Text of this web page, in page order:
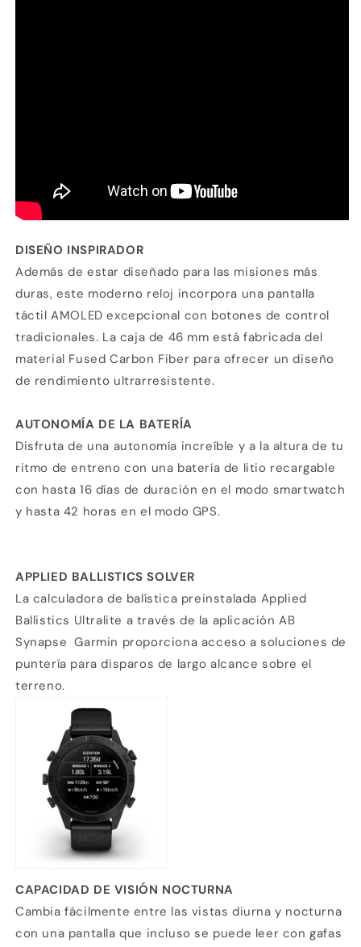
DISEÑO INSPIRADOR
Además de estar diseñado para las misiones más
duras, este moderno reloj incorpora una pantalla
táctil AMOLED excepcional con botones de control
tradicionales. La caja de 46 mm está fabricada del
material Fused Carbon Fiber para ofrecer un diseño
de rendimiento ultrarresistente.
AUTONOMÍA DE LA BATERÍA
Disfruta de una autonomía increíble y a la altura de tu
ritmo de entreno con una batería de litio recargable
con hasta 16 días de duración en el modo smartwatch
y hasta 42 horas en el modo GPS.
APPLIED BALLISTICS SOLVER
La calculadora de balística preinstalada Applied
Ballistics Ultralite a través de la aplicación AB
Synapse Garmin proporciona acceso a soluciones de
puntería para disparos de largo alcance sobre el
terreno.
CAPACIDAD DE VISIÓN NOCTURNA
Cambia fácilmente entre las vistas diurna y nocturna
con una pantalla que incluso se puede leer con gafas